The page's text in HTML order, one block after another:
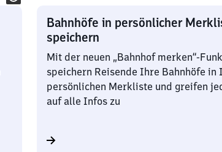
Bahnhöfe in persönlicher
speichern
Mit der neuen „Bahnhof merken“-
speichern Reisende Ihre Bahnhöfe in
persönlichen Merkliste und greifen
auf alle Infos zu